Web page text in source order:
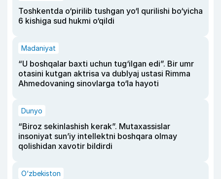
Toshkentda o‘pirilib tushgan yo‘l qurilishi bo‘yicha
6 kishiga sud hukmi o‘qildi
Madaniyat
“U boshqalar baxti uchun tug‘ilgan edi”. Bir umr
otasini kutgan aktrisa va dublyaj ustasi Rimma
Ahmedovaning sinovlarga to‘la hayoti
Dunyo
“Biroz sekinlashish kerak”. Mutaxassislar
insoniyat sun’iy intellektni boshqara olmay
qolishidan xavotir bildirdi
O‘zbekiston